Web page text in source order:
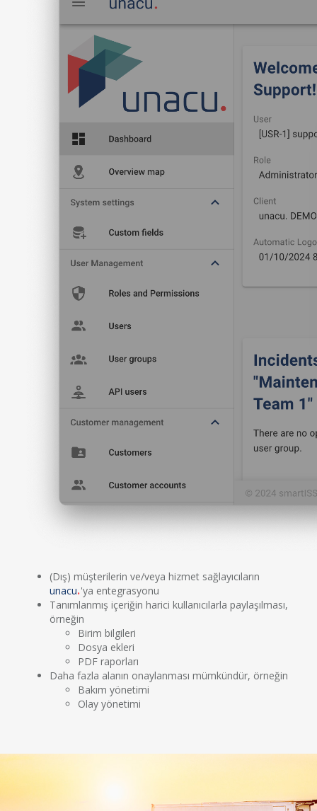
(Dış) müşterilerin ve/veya hizmet sağlayıcıların
unacu 'ya entegrasyonu
Tanımlanmış içeriğin harici kullanıcılarla paylaşılması,
örneğin
Birim bilgileri
Dosya ekleri
PDF raporları
Daha fazla alanın onaylanması mümkündür, örneğin
Bakım yönetimi
Olay yönetimi